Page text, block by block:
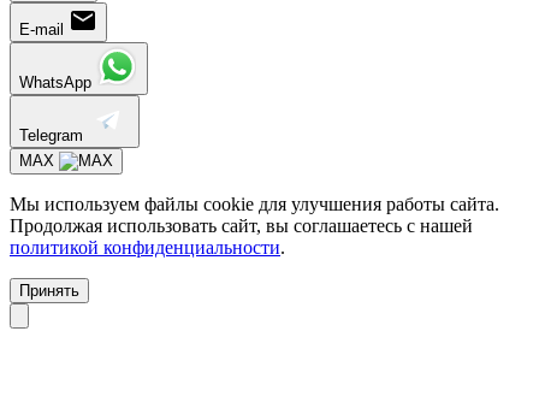
E-mail
WhatsApp
Telegram
MAX
Мы используем файлы cookie для улучшения работы сайта.
Продолжая использовать сайт, вы соглашаетесь с нашей
политикой конфиденциальности.
Принять